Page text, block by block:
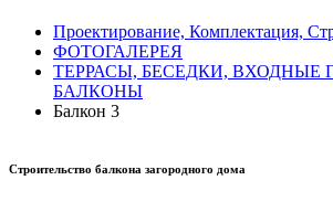
Проектирование, Комплектация,
ФОТОГАЛЕРЕЯ
ТЕРРАСЫ, БЕСЕДКИ, ВХОДНЫЕ
БАЛКОНЫ
Балкон 3
Строительство балкона загородного дома